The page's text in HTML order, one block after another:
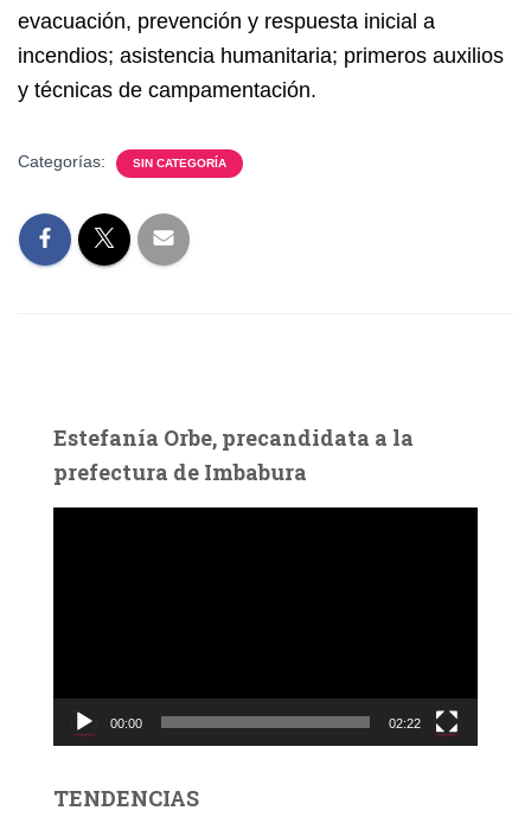
evacuación, prevención y respuesta inicial a
incendios; asistencia humanitaria; primeros auxilios
y técnicas de campamentación.
Categorías: SIN CATEGORÍA
Estefanía Orbe, precandidata a la
prefectura de Imbabura
c
d
00:00 02:22
TENDENCIAS